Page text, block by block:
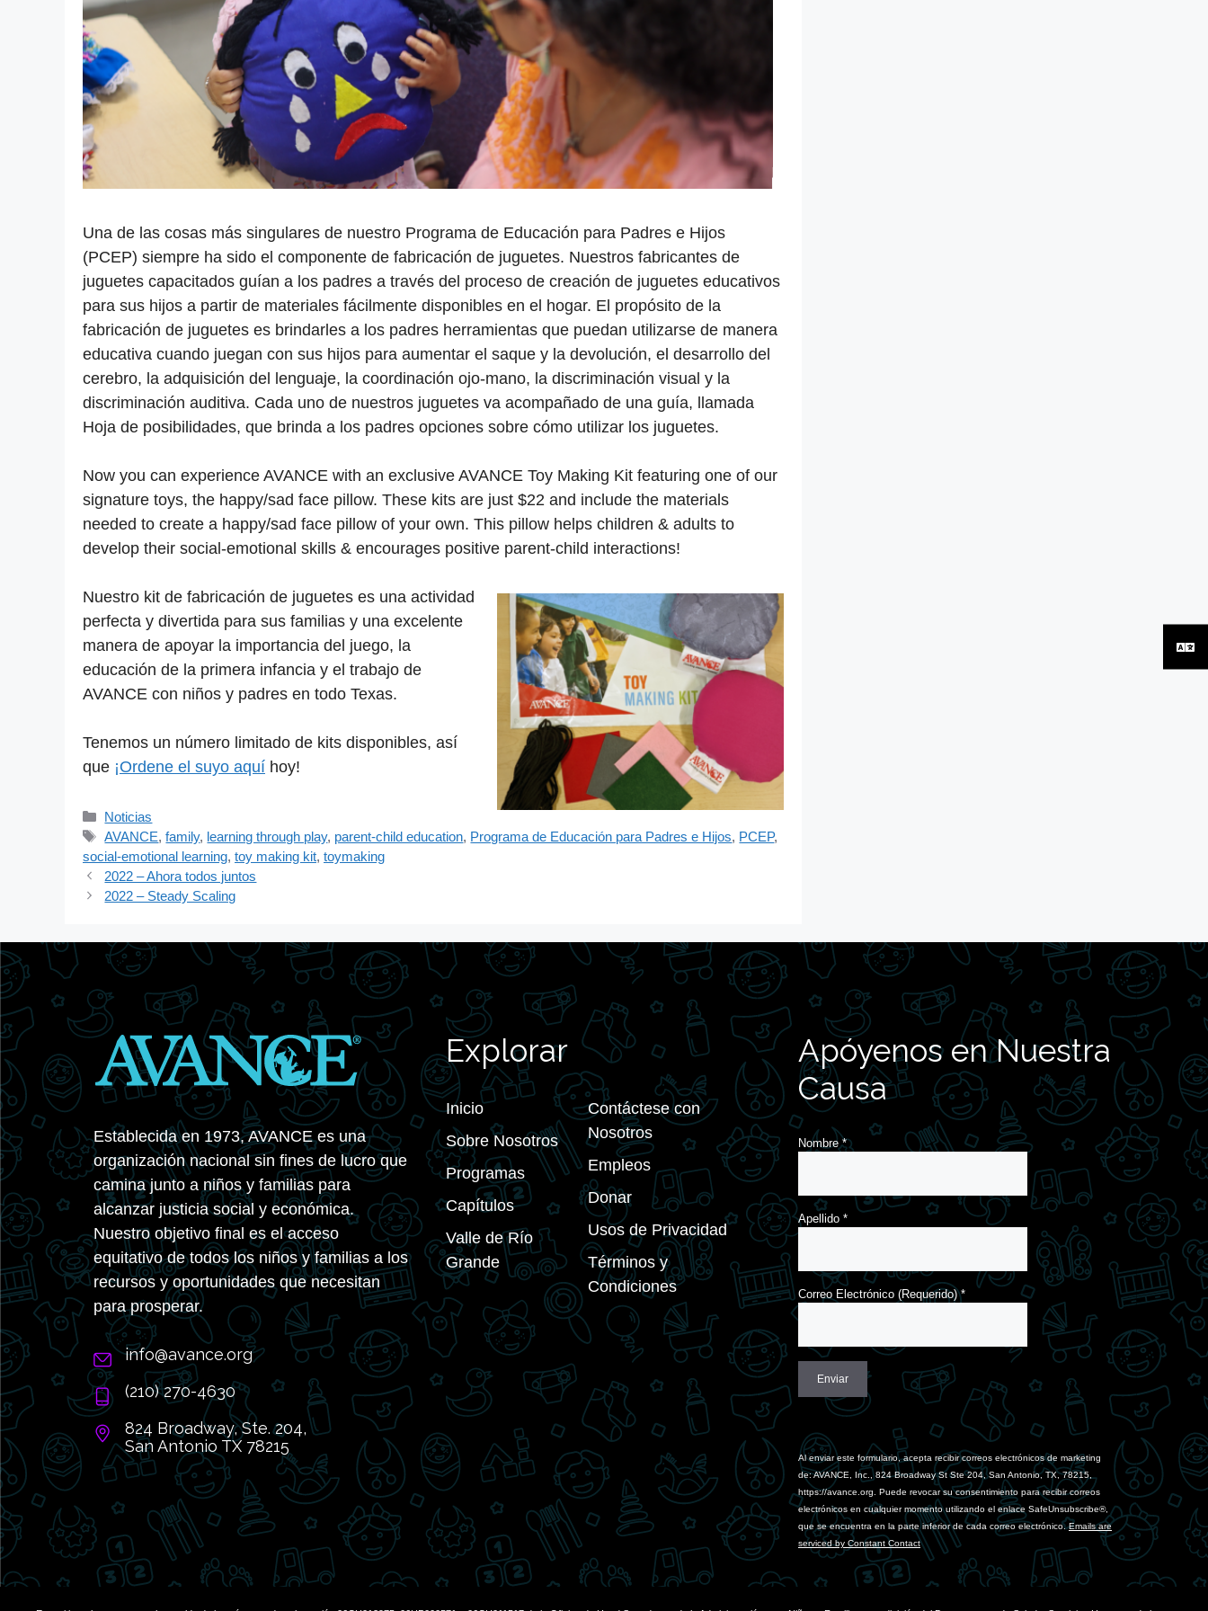
Una de las cosas más singulares de nuestro Programa de Educación para Padres e Hijos
(PCEP) siempre ha sido el componente de fabricación de juguetes. Nuestros fabricantes de
juguetes capacitados guían a los padres a través del proceso de creación de juguetes educativos
para sus hijos a partir de materiales fácilmente disponibles en el hogar. El propósito de la
fabricación de juguetes es brindarles a los padres herramientas que puedan utilizarse de manera
educativa cuando juegan con sus hijos para aumentar el saque y la devolución, el desarrollo del
cerebro, la adquisición del lenguaje, la coordinación ojo-mano, la discriminación visual y la
discriminación auditiva. Cada uno de nuestros juguetes va acompañado de una guía, llamada
Hoja de posibilidades, que brinda a los padres opciones sobre cómo utilizar los juguetes.
Now you can experience AVANCE with an exclusive AVANCE Toy Making Kit featuring one of our
signature toys, the happy/sad face pillow. These kits are just $22 and include the materials
needed to create a happy/sad face pillow of your own. This pillow helps children & adults to
develop their social-emotional skills & encourages positive parent-child interactions!
Nuestro kit de fabricación de juguetes es una actividad
perfecta y divertida para sus familias y una excelente
manera de apoyar la importancia del juego, la
educación de la primera infancia y el trabajo de
AVANCE con niños y padres en todo Texas.
Tenemos un número limitado de kits disponibles, así
que ¡Ordene el suyo aquí hoy!
Categorías
Noticias
Etiquetas
AVANCE,family, learning through play, parent-child education, Programa de Educación para Padres e Hijos, PCEP,
social-emotional learning, toy making kit, toymaking
2022 – Ahora todos juntos
2022 – Steady Scaling
Establecida en 1973, AVANCE es una
organización nacional sin fines de lucro que
camina junto a niños y familias para
alcanzar justicia social y económica.
Nuestro objetivo final es el acceso
equitativo de todos los niños y familias a los
recursos y oportunidades que necesitan
para prosperar.
info@avance.org
(210) 270-4630
824 Broadway, Ste. 204,
San Antonio TX 78215
Explorar
Inicio
Sobre Nosotros
Programas
Capítulos
Valle de Río
Grande
Contáctese con
Nosotros
Empleos
Donar
Usos de Privacidad
Términos y
Condiciones
Apóyenos en Nuestra
Causa
Nombre*
Apellido *
Correo Electrónico (Requerido)*
Constant
Contact
Use.
Please
leave
this
field
blank.
Al enviar este formulario, acepta recibir correos electrónicos de marketing
de: AVANCE, Inc., 824 Broadway St Ste 204, San Antonio, TX, 78215,
https://avance.org. Puede revocar su consentimiento para recibir correos
electrónicos en cualquier momento utilizando el enlace SafeUnsubscribe®,
que se encuentra en la parte inferior de cada correo electrónico.Emails are
serviced by Constant Contact